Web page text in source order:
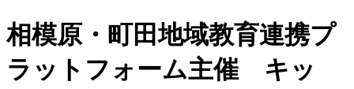
相模原・町田地域教育連携プ
ラットフォーム主催 キッ